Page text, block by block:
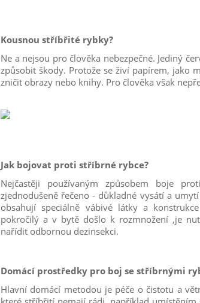
Kousnou stříbřité rybky?
Ne a nejsou pro člověka nebezpečné. Jediný
způsobit škody. Protože se živí papírem, jako
zničit obrazy nebo knihy. Pro člověka však
Jak bojovat proti stříbrné rybce?
Nejčastěji používaným způsobem boje
zjednodušeně řečeno - důkladné vysátí a
obsahují speciálně vábivé látky a
pokročilý a v bytě došlo k rozmnožení ,je
nařídit odbornou dezinsekci.
Domácí prostředky pro boj se stříbrnými
Hlavní domácí metodou je péče o čistotu a